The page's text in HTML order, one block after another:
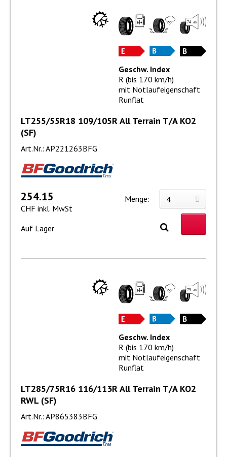
LT255/55R18 109/105R All Terrain T/A KO2
(SF)
Art.Nr.: AP221263BFG
Geschw. Index
R (bis 170 km/h)
mit Notlaufeigenschaft
Runflat
254.15
CHF inkl. MwSt
Menge:
Auf Lager
LT285/75R16 116/113R All Terrain T/A KO2
RWL (SF)
Art.Nr.: AP865383BFG
Geschw. Index
R (bis 170 km/h)
mit Notlaufeigenschaft
Runflat